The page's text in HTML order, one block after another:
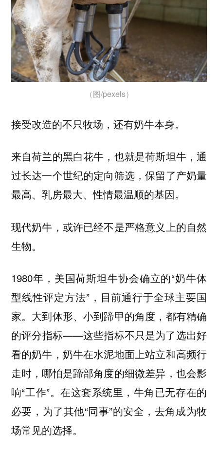
（图/pexels）
接受改造的不只牧场，还有奶牛本身。
来自荷兰的黑白花牛，也就是荷斯坦牛，通
过长达一个世纪的定向筛选，保留了产奶量
最高、乳房最大、性情最温顺的基因。
现代奶牛，或许已经不是严格意义上的自然
生物。
1980年，美国荷斯坦牛协会确立的“奶牛体
型线性评定方法”，目前通行于全球主要国
家。大到体形、小到蹄甲的角度，都有精确
的评分指标——这些指标不只是为了选出好
看的奶牛，奶牛在水泥地面上站立和高频行
走时，哪怕是蹄部角度的细微差异，也会影
响“工作”。在这套系统里，牛角已无存在的
必要，为了其他“同事”的安全，去角成为牧
场常见的选择。